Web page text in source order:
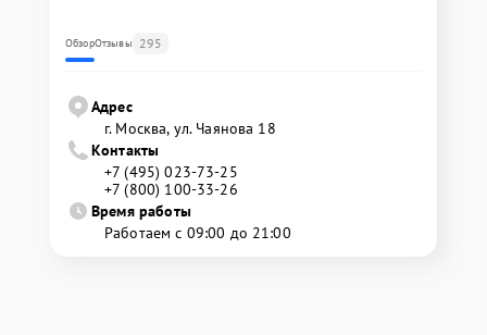
ОбзорОтзывы 295
Адрес
г. Москва, ул. Чаянова 18
Контакты
+7 (495) 023-73-25
+7 (800) 100-33-26
Время работы
Работаем с 09:00 до 21:00